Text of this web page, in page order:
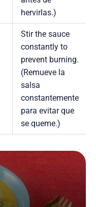
hervirlas.)
Stir the sauce
constantly to
prevent burning.
(Remueve la
salsa
constantemente
para evitar que
se queme.)